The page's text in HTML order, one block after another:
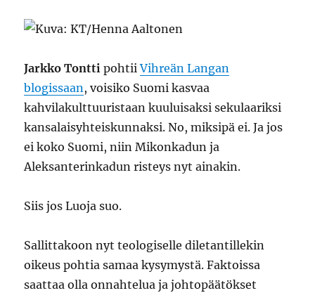
Jarkko Tontti pohtiiVihreän Langan
blogissaan, voisiko Suomi kasvaa
kahvilakulttuuristaan kuuluisaksi sekulaariksi
kansalaisyhteiskunnaksi. No, miksipä ei. Ja jos
ei koko Suomi, niin Mikonkadun ja
Aleksanterinkadun risteys nyt ainakin.
Siis jos Luoja suo.
Sallittakoon nyt teologiselle diletantillekin
oikeus pohtia samaa kysymystä. Faktoissa
saattaa olla onnahtelua ja johtopäätökset